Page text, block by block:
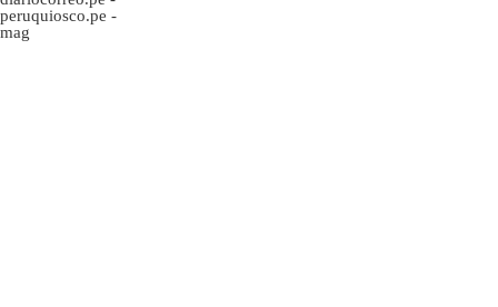
peruquiosco.pe -
mag